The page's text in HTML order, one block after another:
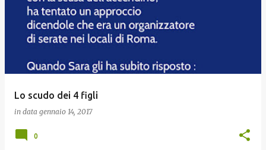
Lo scudo dei 4 figli
in data gennaio 14, 2017
0